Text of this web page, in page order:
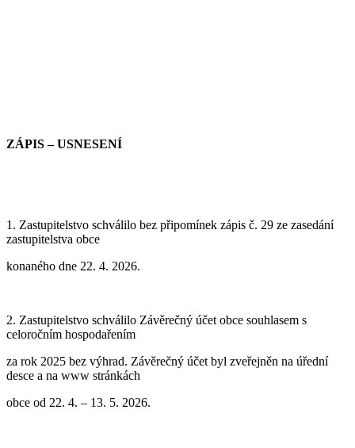
ZÁPIS – USNESENÍ
1. Zastupitelstvo schválilo bez připomínek zápis č. 29 ze zasedání
zastupitelstva obce
konaného dne 22. 4. 2026.
2. Zastupitelstvo schválilo Závěrečný účet obce souhlasem s
celoročním hospodařením
za rok 2025 bez výhrad. Závěrečný účet byl zveřejněn na úřední
desce a na www stránkách
obce od 22. 4. – 13. 5. 2026.